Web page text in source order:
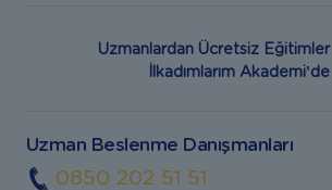
Uzmanlardan Ücretsiz Eğitimler
İlkadımlarım Akademi’de
Uzman Beslenme Danışmanları
0850 202 51 51